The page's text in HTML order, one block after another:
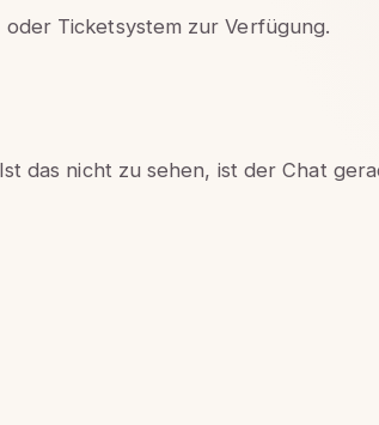
Ticketsystem zur Verfügung.
das nicht zu sehen, ist der Chat